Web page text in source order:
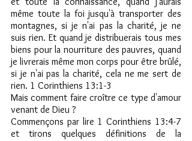
même toute la foi jusqu'à transporter des
montagnes, si je n'ai pas la charité, je ne
suis rien. Et quand je distribuerais tous mes
biens pour la nourriture des pauvres, quand
je livrerais même mon corps pour être brûlé,
si je n'ai pas la charité, cela ne me sert de
rien. 1 Corinthiens 13:1-3
Mais comment faire croître ce type d'amour
venant de Dieu ?
Commençons par lire 1 Corinthiens 13:4-7
et tirons quelques définitions de la